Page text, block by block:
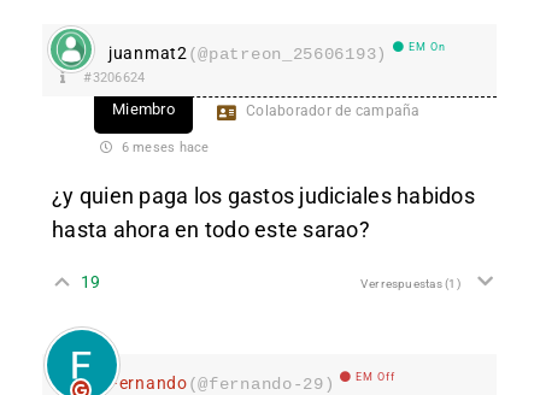
juanmat2 (@patreon_25606193) EM On
#3206624
Miembro Colaborador de campaña
6 meses hace
¿y quien paga los gastos judiciales habidos
hasta ahora en todo este sarao?
19 Ver respuestas(1)
Fernando(@fernando-29) EM Off